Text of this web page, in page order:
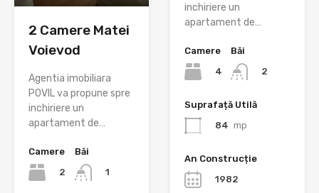
2 Camere Matei
Voievod
Agentia imobiliara
POVIL va propune spre
inchiriere un
apartament de…
Camere
2
Băi
1
inchiriere un
apartament de…
Camere
4
Băi
2
Suprafață Utilă
84 mp
An Construcție
1982